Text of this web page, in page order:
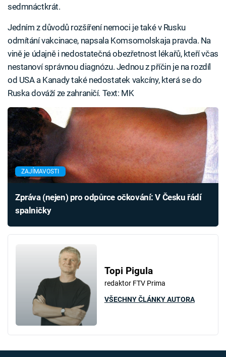
sedmnáctkrát.
Jedním z důvodů rozšíření nemoci je také v Rusku
odmítání vakcinace, napsala Komsomolskaja pravda. Na
vině je údajně i nedostatečná obezřetnost lékařů, kteří včas
nestanoví správnou diagnózu. Jednou z příčin je na rozdíl
od USA a Kanady také nedostatek vakcíny, která se do
Ruska dováží ze zahraničí. Text: MK
ZAJÍMAVOSTI
Zpráva (nejen) pro odpůrce očkování: V Česku řádí
spalničky
Topi Pigula
redaktor FTV Prima
VŠECHNY ČLÁNKY AUTORA